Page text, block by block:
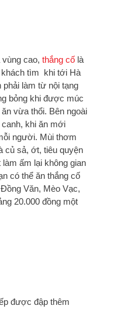
cao, thắng cố là
tìm khi tới Hà
phải làm từ nội tạng
bỏng khi được múc
vừa thổi. Bên ngoài
khi ăn mới
người. Mùi thơm
củ sả, ớt, tiêu quyện
ấm lại không gian
có thể ăn thắng cố
Văn, Mèo Vạc,
20.000 đồng một
được đập thêm